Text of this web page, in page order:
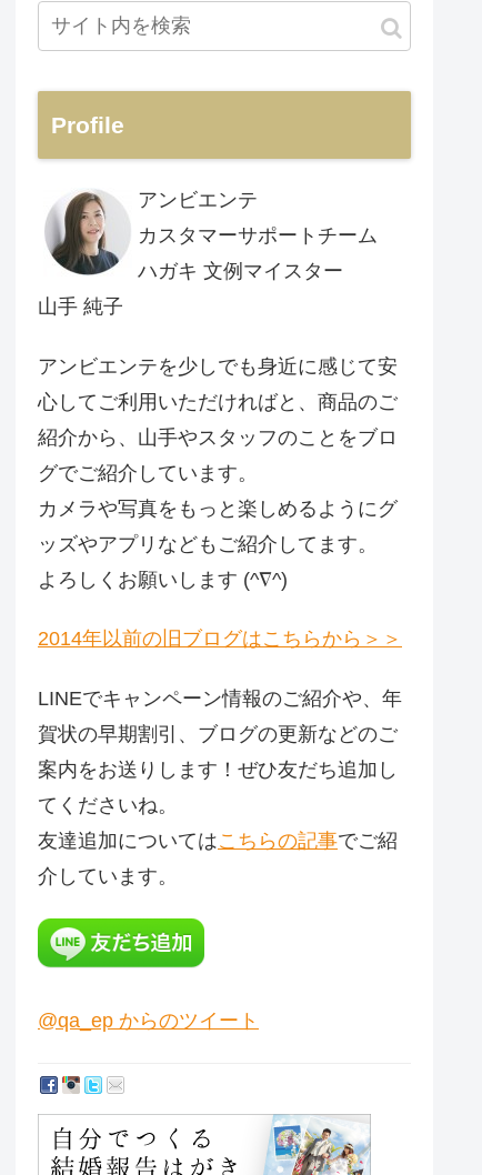
Profile
アンビエンテ
カスタマーサポートチーム
ハガキ 文例マイスター
山手 純子
アンビエンテを少しでも身近に感じて安
心してご利用いただければと、商品のご
紹介から、山手やスタッフのことをブロ
グでご紹介しています。
カメラや写真をもっと楽しめるようにグ
ッズやアプリなどもご紹介してます。
よろしくお願いします (^∇^)
2014年以前の旧ブログはこちらから＞＞
LINEでキャンペーン情報のご紹介や、年
賀状の早期割引、ブログの更新などのご
案内をお送りします！ぜひ友だち追加し
てくださいね。
友達追加についてはこちらの記事でご紹
介しています。
@qa_ep からのツイート